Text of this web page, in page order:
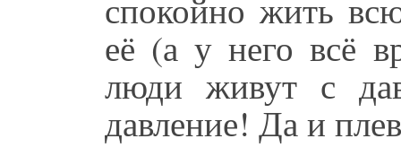
её (а у него всё
люди живут с
давление! Да и